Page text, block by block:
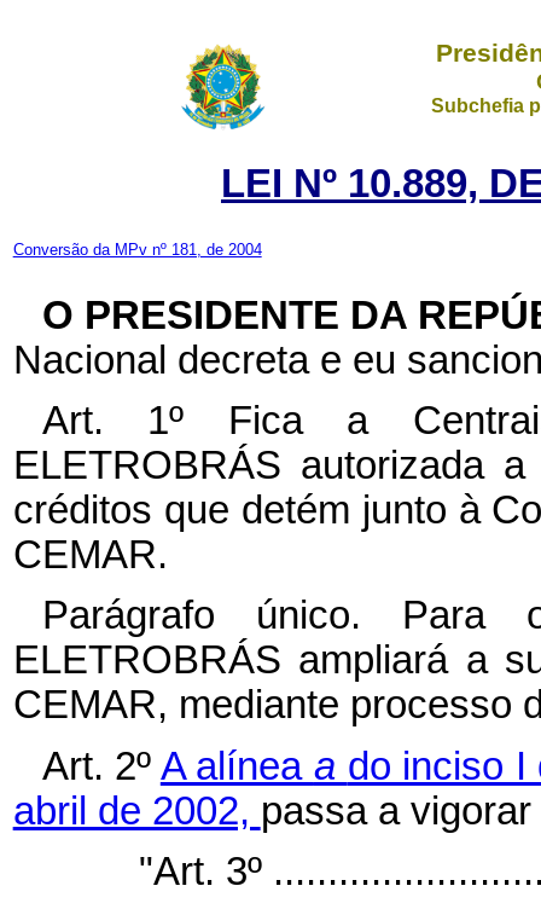
Subchefia
LEI Nº 10.889,
Conversão da MPv nº 181, de 2004
O PRESIDENTE DA
Nacional decreta e eu
Art. 1º Fica a
ELETROBRÁS autorizada
créditos que detém junto à
CEMAR.
Parágrafo único.
ELETROBRÁS ampliará a
CEMAR, mediante processo
Art. 2º A alínea a do inciso I
abril de 2002, passa a
"Art. 3º